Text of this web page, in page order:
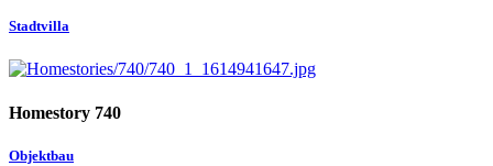
Stadtvilla
Homestory 740
Objektbau